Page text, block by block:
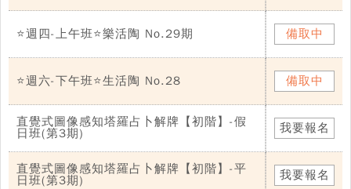
⭐週四-上午班⭐樂活陶 No.29期 備取中
⭐週六-下午班⭐生活陶 No.28 備取中
直覺式圖像感知塔羅占卜解牌【初階】-假
日班(第3期)
我要報名
直覺式圖像感知塔羅占卜解牌【初階】-平
日班(第3期)
我要報名